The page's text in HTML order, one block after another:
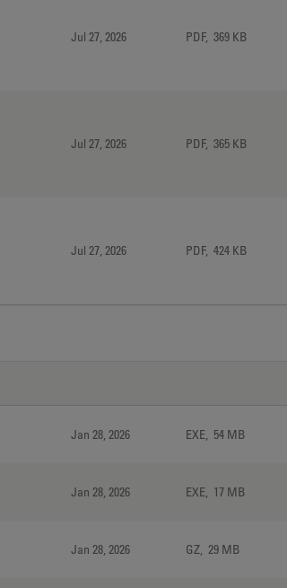
Jul 27, 2026 PDF, 369 KB
Jul 27, 2026 PDF, 365 KB
Jul 27, 2026 PDF, 424 KB
Jan 28, 2026 EXE, 54 MB
Jan 28, 2026 EXE, 17 MB
Jan 28, 2026 GZ, 29 MB